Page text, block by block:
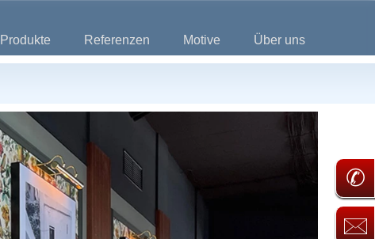
Produkte Referenzen Motive Über uns
✆
🖂